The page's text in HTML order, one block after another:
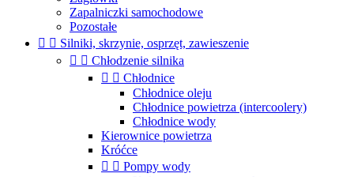
Zapalniczki samochodowe
Pozostałe
  Silniki, skrzynie, osprzęt, zawieszenie
  Chłodzenie silnika
  Chłodnice
Chłodnice oleju
Chłodnice powietrza (intercoolery)
Chłodnice wody
Kierownice powietrza
Króćce
  Pompy wody